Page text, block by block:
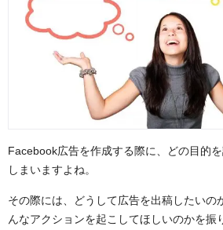
Facebook広告を作成する際に、
どの目的
しまいますよね。
その際には、どうして広告を出稿したいの
んなアクションを起こしてほしいのかを振